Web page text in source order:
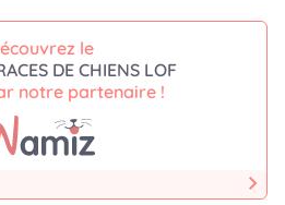
le
DE CHIENS LOF
notre partenaire !